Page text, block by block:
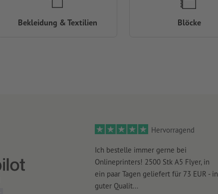
Hervorragend
Ich bestelle immer gerne bei
Onlineprinters! 2500 Stk A5 Flyer, in
ein paar Tagen geliefert für 73 EUR - in
guter Qualit...
Bekleidung & Textilien Blöcke